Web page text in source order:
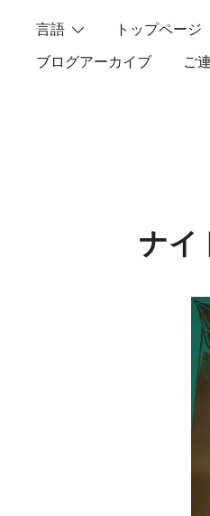
content
言語 トップページ
ブログアーカイブ
ご
ナイ